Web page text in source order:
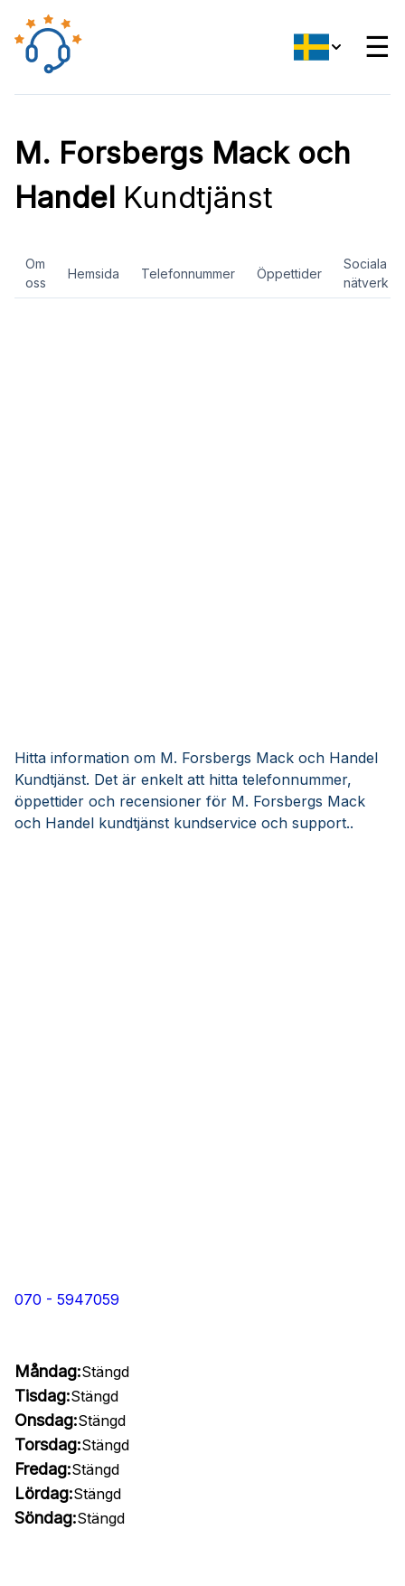
☰
M. Forsbergs Mack och
Handel Kundtjänst
Om
oss
Hemsida Telefonnummer Öppettider
Sociala
nätverk
Hitta information om M. Forsbergs Mack och Handel
Kundtjänst. Det är enkelt att hitta telefonnummer,
öppettider och recensioner för M. Forsbergs Mack
och Handel kundtjänst kundservice och support..
070 - 5947059
Måndag:Stängd
Tisdag:Stängd
Onsdag:Stängd
Torsdag:Stängd
Fredag:Stängd
Lördag:Stängd
Söndag:Stängd